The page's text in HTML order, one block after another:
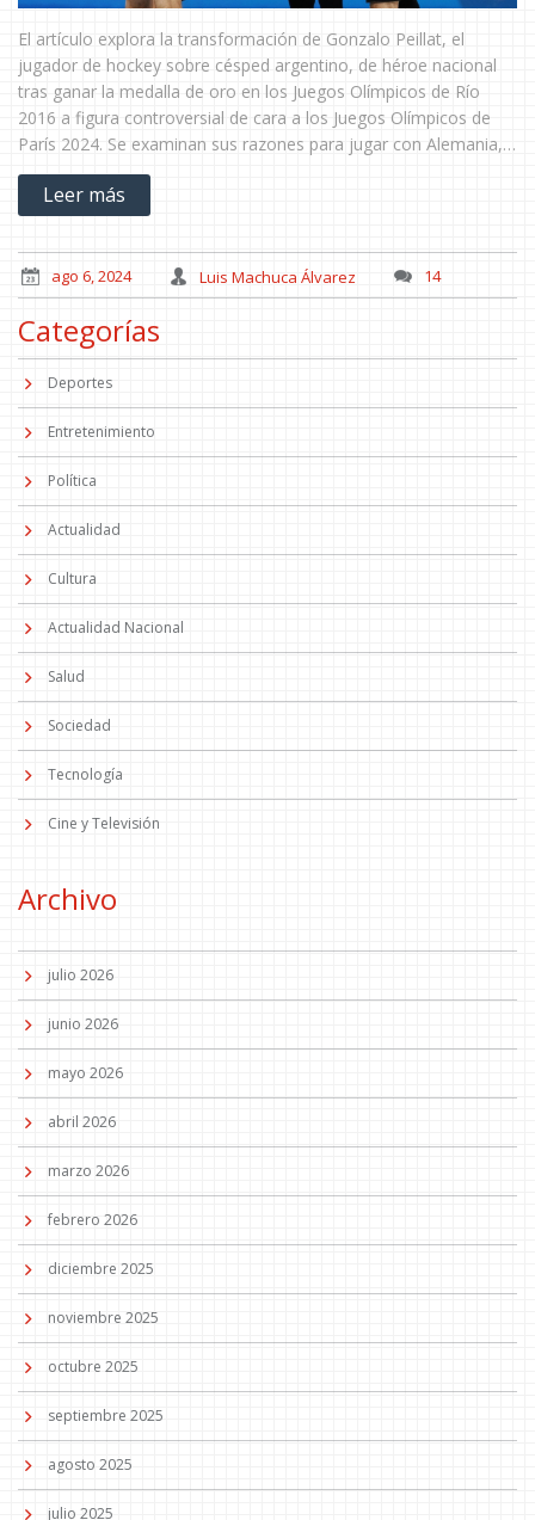
El artículo explora la transformación de Gonzalo Peillat, el
jugador de hockey sobre césped argentino, de héroe nacional
tras ganar la medalla de oro en los Juegos Olímpicos de Río
2016 a figura controversial de cara a los Juegos Olímpicos de
París 2024. Se examinan sus razones para jugar con Alemania,
el impacto de su decisión en los aficionados argentinos y su
trayectoria personal.
Leer más
ago 6, 2024 Luis Machuca Álvarez 14
Categorías
Deportes
Entretenimiento
Política
Actualidad
Cultura
Actualidad Nacional
Salud
Sociedad
Tecnología
Cine y Televisión
Archivo
julio 2026
junio 2026
mayo 2026
abril 2026
marzo 2026
febrero 2026
diciembre 2025
noviembre 2025
octubre 2025
septiembre 2025
agosto 2025
julio 2025